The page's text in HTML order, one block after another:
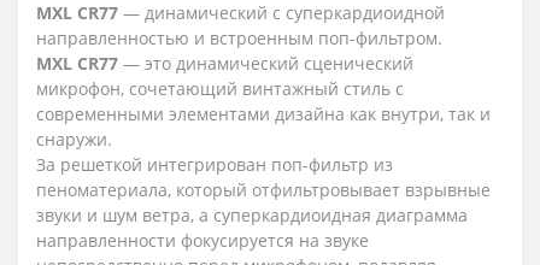
MXL CR77 — динамический с суперкардиоидной
направленностью и встроенным поп-фильтром.
MXL CR77 — это динамический сценический
микрофон, сочетающий винтажный стиль с
современными элементами дизайна как внутри, так и
снаружи.
За решеткой интегрирован поп-фильтр из
пеноматериала, который отфильтровывает взрывные
звуки и шум ветра, а суперкардиоидная диаграмма
направленности фокусируется на звуке